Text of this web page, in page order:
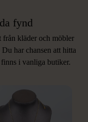
fynd
kläder och möbler
har chansen att hitta
i vanliga butiker.
om denna